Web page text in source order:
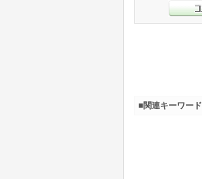
■関連キーワード